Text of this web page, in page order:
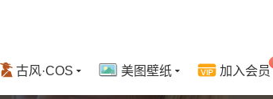
古风·COS 美图壁纸 加入会员